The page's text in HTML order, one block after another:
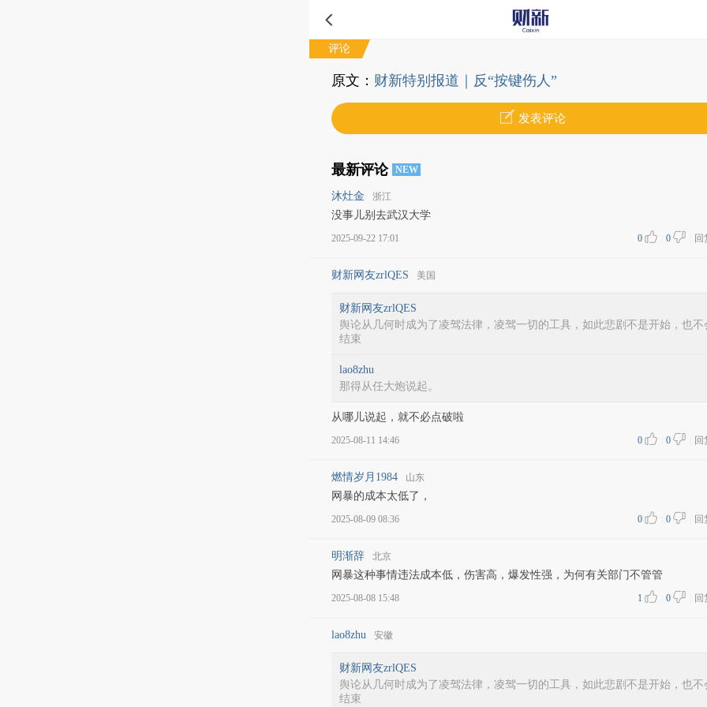
评论
原文： 财新特别报道｜反“按键伤人”
发表评论
最新评论 NEW
沐灶金 浙江
没事儿别去武汉大学
2025-09-22 17:01 回
0
0
财新网友zrlQES 美国
财新网友zrlQES
舆论从几何时成为了凌驾法律，凌驾一切的工具，如此悲剧不是开始，也不
结束
lao8zhu
那得从任大炮说起。
从哪儿说起，就不必点破啦
2025-08-11 14:46 回
0
0
燃情岁月1984 山东
网暴的成本太低了，
2025-08-09 08:36 回
0
0
明渐辞 北京
网暴这种事情违法成本低，伤害高，爆发性强，为何有关部门不管管
2025-08-08 15:48 回
0
1
lao8zhu 安徽
财新网友zrlQES
舆论从几何时成为了凌驾法律，凌驾一切的工具，如此悲剧不是开始，也不
结束